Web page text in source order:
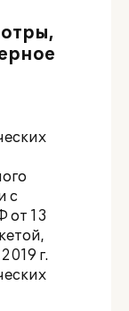
с
от 13
г.